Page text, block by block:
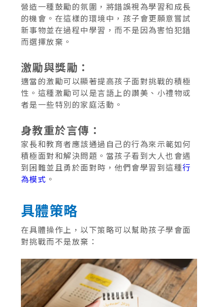
營造一種鼓勵的氛圍，將錯誤視為學習和成長
的機會。在這樣的環境中，孩子會更願意嘗試
新事物並在過程中學習，而不是因為害怕犯錯
而選擇放棄。
激勵與獎勵：
適當的激勵可以顯著提高孩子面對挑戰的積極
性。這種激勵可以是言語上的讚美、小禮物或
者是一些特別的家庭活動。
身教重於言傳：
家長和教育者應該通過自己的行為來示範如何
積極面對和解決問題。當孩子看到大人也會遇
到困難並且勇於面對時，他們會學習到這種行
為模式 。
具體策略
在具體操作上，以下策略可以幫助孩子學會面
對挑戰而不是放棄：